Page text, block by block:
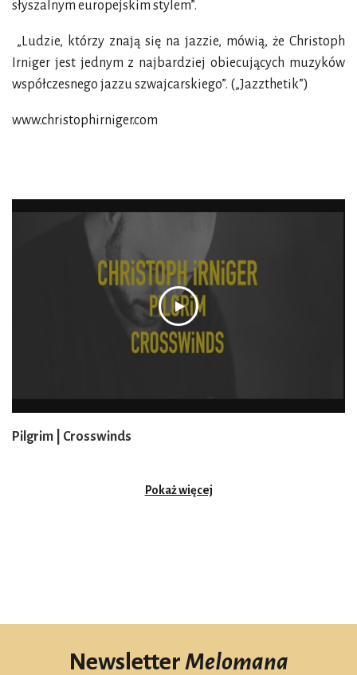
słyszalnym europejskim stylem”.
„Ludzie, którzy znają się na jazzie, mówią, że Christoph
Irniger jest jednym z najbardziej obiecujących muzyków
współczesnego jazzu szwajcarskiego”. („Jazzthetik”)
www.christophirniger.com
Pilgrim | Crosswinds
Pokaż więcej
NewsletterMelomana